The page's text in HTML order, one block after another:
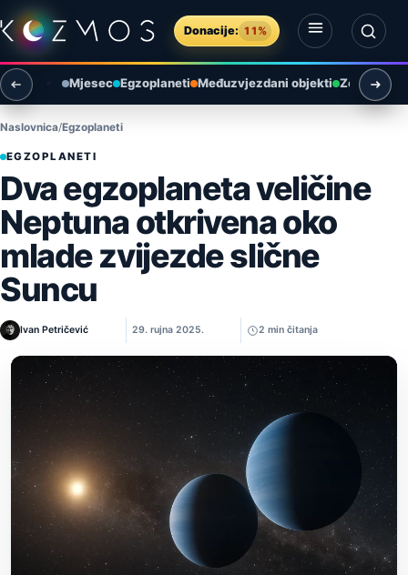
Preskoči na sadržaj
Donacije: 11%
Otvori izbornik
Otvori pretragu
Mjesec Egzoplaneti Međuzvjezdani objekti Zemlja i
Naslovnica Egzoplaneti
EGZOPLANETI
Dva egzoplaneta veličine
Neptuna otkrivena oko
mlade zvijezde slične
Suncu
Ivan Petričević 29. rujna 2025. 2 min čitanja